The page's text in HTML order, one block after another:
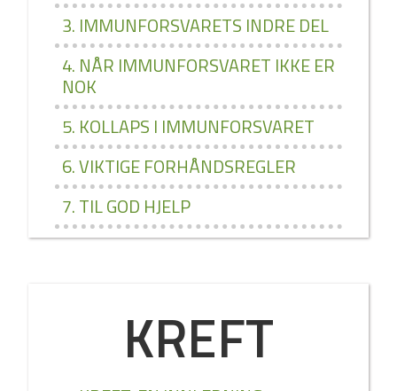
3. IMMUNFORSVARETS INDRE DEL
4. NÅR IMMUNFORSVARET IKKE ER
NOK
5. KOLLAPS I IMMUNFORSVARET
6. VIKTIGE FORHÅNDSREGLER
7. TIL GOD HJELP
KREFT